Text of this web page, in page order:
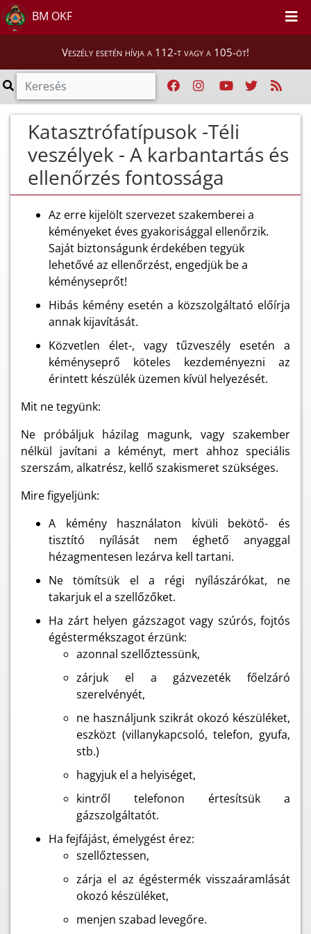
BM OKF
Veszély esetén hívja a 112-t vagy a 105-öt!
Katasztrófatípusok -Téli
veszélyek - A karbantartás és
ellenőrzés fontossága
Az erre kijelölt szervezet szakemberei a
kéményeket éves gyakorisággal ellenőrzik.
Saját biztonságunk érdekében tegyük
lehetővé az ellenőrzést, engedjük be a
kéményseprőt!
Hibás kémény esetén a közszolgáltató előírja
annak kijavítását.
Közvetlen élet-, vagy tűzveszély esetén a
kéményseprő köteles kezdeményezni az
érintett készülék üzemen kívül helyezését.
Mit ne tegyünk:
Ne próbáljuk házilag magunk, vagy szakember
nélkül javítani a kéményt, mert ahhoz speciális
szerszám, alkatrész, kellő szakismeret szükséges.
Mire figyeljünk:
A kémény használaton kívüli bekötő- és
tisztító nyílását nem éghető anyaggal
hézagmentesen lezárva kell tartani.
Ne tömítsük el a régi nyílászárókat, ne
takarjuk el a szellőzőket.
Ha zárt helyen gázszagot vagy szúrós, fojtós
égéstermékszagot érzünk:
azonnal szellőztessünk,
zárjuk el a gázvezeték főelzáró
szerelvényét,
ne használjunk szikrát okozó készüléket,
eszközt (villanykapcsoló, telefon, gyufa,
stb.)
hagyjuk el a helyiséget,
kintről telefonon értesítsük a
gázszolgáltatót.
Ha fejfájást, émelygést érez:
szellőztessen,
zárja el az égéstermék visszaáramlását
okozó készüléket,
menjen szabad levegőre.